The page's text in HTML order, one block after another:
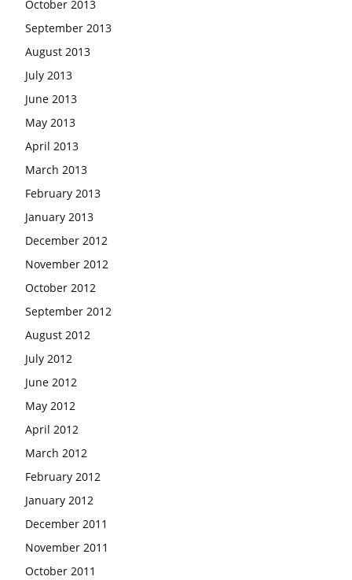
October 2013
September 2013
August 2013
July 2013
June 2013
May 2013
April 2013
March 2013
February 2013
January 2013
December 2012
November 2012
October 2012
September 2012
August 2012
July 2012
June 2012
May 2012
April 2012
March 2012
February 2012
January 2012
December 2011
November 2011
October 2011